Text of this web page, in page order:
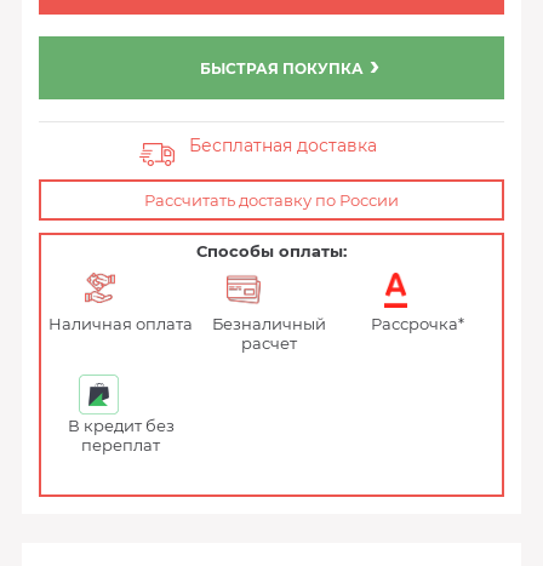
БЫСТРАЯ ПОКУПКА
Бесплатная доставка
Рассчитать доставку по России
Способы оплаты:
Наличная оплата
Безналичный
расчет
Рассрочка*
В кредит без
переплат